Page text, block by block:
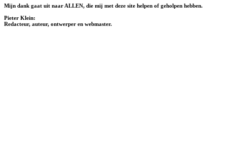
Mijn dank gaat uit naar ALLEN, die mij met deze site helpen of geholpen hebben.
Pieter Klein:
Redacteur, auteur, ontwerper en webmaster.